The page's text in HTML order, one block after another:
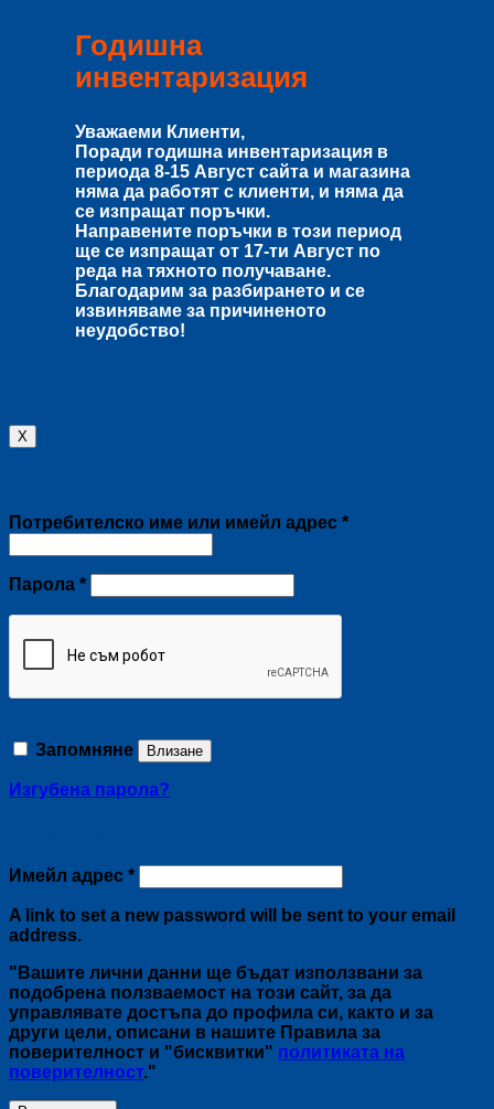
Годишна
инвентаризация
Уважаеми Клиенти,
Поради годишна инвентаризация в
периода 8-15 Август сайта и магазина
няма да работят с клиенти, и няма да
се изпращат поръчки.
Направените поръчки в този период
ще се изпращат от 17-ти Август по
реда на тяхното получаване.
Благодарим за разбирането и се
извиняваме за причиненото
неудобство!
X
Потребителско име или имейл адрес *Задължително
Парола *Задължително
Запомняне Влизане
Изгубена парола?
Имейл адрес *Задължително
A link to set a new password will be sent to your email
address.
"Вашите лични данни ще бъдат използвани за
подобрена ползваемост на този сайт, за да
управлявате достъпа до профила си, както и за
други цели, описани в нашите Правила за
поверителност и "бисквитки" политиката на
поверителност."